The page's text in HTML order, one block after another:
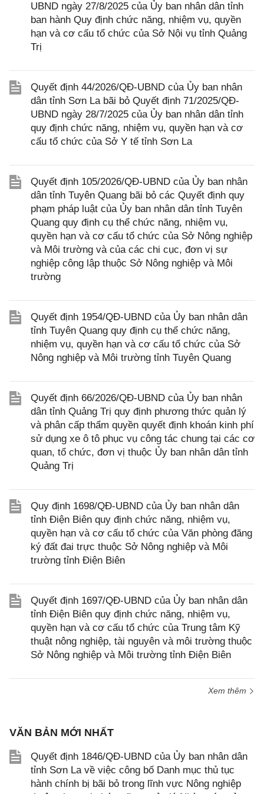
UBND ngày 27/8/2025 của Ủy ban nhân dân tỉnh
ban hành Quy định chức năng, nhiệm vụ, quyền
hạn và cơ cấu tổ chức của Sở Nội vụ tỉnh Quảng
Trị
Quyết định 44/2026/QĐ-UBND của Ủy ban nhân
dân tỉnh Sơn La bãi bỏ Quyết định 71/2025/QĐ-
UBND ngày 28/7/2025 của Ủy ban nhân dân tỉnh
quy định chức năng, nhiệm vụ, quyền hạn và cơ
cấu tổ chức của Sở Y tế tỉnh Sơn La
Quyết định 105/2026/QĐ-UBND của Ủy ban nhân
dân tỉnh Tuyên Quang bãi bỏ các Quyết định quy
phạm pháp luật của Ủy ban nhân dân tỉnh Tuyên
Quang quy định cụ thể chức năng, nhiệm vụ,
quyền hạn và cơ cấu tổ chức của Sở Nông nghiệp
và Môi trường và của các chi cục, đơn vị sự
nghiệp công lập thuộc Sở Nông nghiệp và Môi
trường
Quyết định 1954/QĐ-UBND của Ủy ban nhân dân
tỉnh Tuyên Quang quy định cụ thể chức năng,
nhiệm vụ, quyền hạn và cơ cấu tổ chức của Sở
Nông nghiệp và Môi trường tỉnh Tuyên Quang
Quyết định 66/2026/QĐ-UBND của Ủy ban nhân
dân tỉnh Quảng Trị quy định phương thức quản lý
và phân cấp thẩm quyền quyết định khoán kinh phí
sử dụng xe ô tô phục vụ công tác chung tại các cơ
quan, tổ chức, đơn vị thuộc Ủy ban nhân dân tỉnh
Quảng Trị
Quy định 1698/QĐ-UBND của Ủy ban nhân dân
tỉnh Điện Biên quy định chức năng, nhiệm vụ,
quyền hạn và cơ cấu tổ chức của Văn phòng đăng
ký đất đai trực thuộc Sở Nông nghiệp và Môi
trường tỉnh Điện Biên
Quyết định 1697/QĐ-UBND của Ủy ban nhân dân
tỉnh Điện Biên quy định chức năng, nhiệm vụ,
quyền hạn và cơ cấu tổ chức của Trung tâm Kỹ
thuật nông nghiệp, tài nguyên và môi trường thuộc
Sở Nông nghiệp và Môi trường tỉnh Điện Biên
Xem thêm
VĂN BẢN MỚI NHẤT
Quyết định 1846/QĐ-UBND của Ủy ban nhân dân
tỉnh Sơn La về việc công bố Danh mục thủ tục
hành chính bị bãi bỏ trong lĩnh vực Nông nghiệp